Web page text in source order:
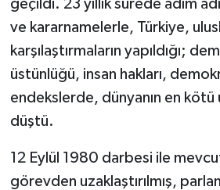
geçildi. 23 yıllık sürede adım
ve kararnamelerle, Türkiye,
karşılaştırmaların yapıldığı;
üstünlüğü, insan hakları,
endekslerde, dünyanın en kötü
düştü.
12 Eylül 1980 darbesi ile
görevden uzaklaştırılmış,